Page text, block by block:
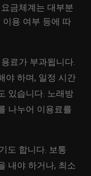
금체계는 대부분
이용 여부 등에 따
료가 부과됩니다.
야 하며, 일정 시간
있습니다. 노래방
나누어 이용료를
도 합니다. 보통
내야 하거나, 최소